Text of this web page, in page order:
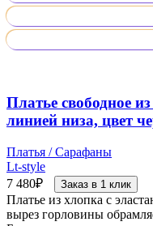
Платье свободное
линией низа, цвет
Платья / Сарафаны
Lt-style
7 480₽ Заказ в 1 клик
Платье из хлопка с
вырез горловины